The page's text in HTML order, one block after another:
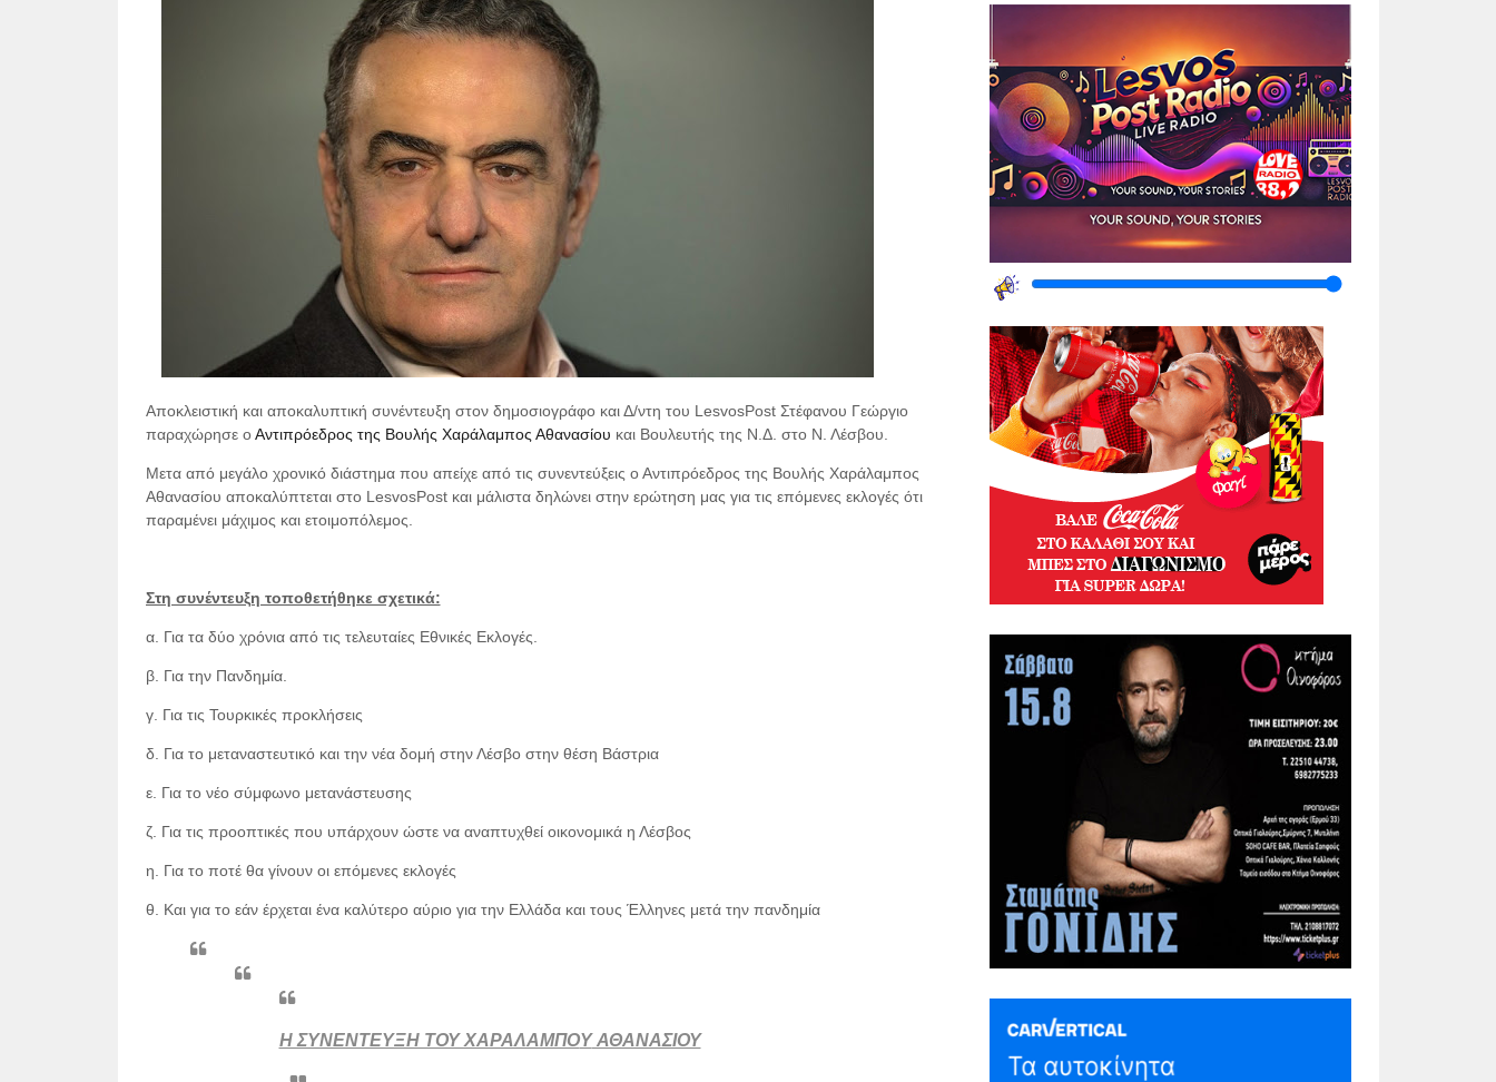
Αποκλειστική και αποκαλυπτική συνέντευξη στον δημοσιογράφο και Δ/ντη του LesvosPost Στέφανου Γεώργιο
παραχώρησε οΑντιπρόεδρος της Βουλής Χαράλαμπος Αθανασίου και Βουλευτής της Ν.Δ. στο Ν. Λέσβου.
Μετα από μεγάλο χρονικό διάστημα που απείχε από τις συνεντεύξεις ο Αντιπρόεδρος της Βουλής Χαράλαμπος
Αθανασίου αποκαλύπτεται στο LesvosPostκαι μάλιστα δηλώνει στην ερώτηση μας για τις επόμενες εκλογές ότι
παραμένει μάχιμος και ετοιμοπόλεμος.
Στη συνέντευξη τοποθετήθηκε σχετικά:
α. Για τα δύο χρόνια από τις τελευταίες Εθνικές Εκλογές.
β. Για την Πανδημία.
γ. Για τις Τουρκικές προκλήσεις
δ. Για το μεταναστευτικό και την νέα δομή στην Λέσβο στην θέση Βάστρια
ε. Για το νέο σύμφωνο μετανάστευσης
ζ. Για τις προοπτικές που υπάρχουν ώστε να αναπτυχθεί οικονομικά η Λέσβος
η. Για το ποτέ θα γίνουν οι επόμενες εκλογές
θ. Και για το εάν έρχεται ένα καλύτερο αύριο για την Ελλάδα και τους Έλληνες μετά την πανδημία
Η ΣΥΝΕΝΤΕΥΞΗ ΤΟΥ ΧΑΡΑΛΑΜΠΟYΑΘΑΝΑΣΙΟΥ